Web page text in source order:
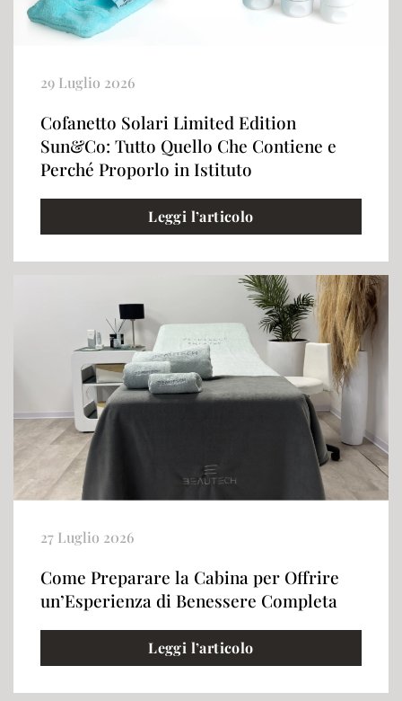
29 Luglio 2026
Cofanetto Solari Limited Edition
Sun&Co: Tutto Quello Che Contiene e
Perché Proporlo in Istituto
Leggi l’articolo
27 Luglio 2026
Come Preparare la Cabina per Offrire
un’Esperienza di Benessere Completa
Leggi l’articolo